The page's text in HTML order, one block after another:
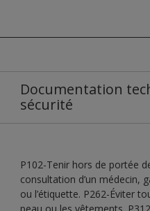
Documentation
sécurité
P102-Tenir hors de portée
consultation d’un médecin,
ou l’étiquette. P262-Éviter